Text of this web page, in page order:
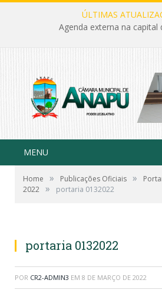
ÚLTIMAS
Agenda externa na capital
MENU
Home » Publicações Oficiais »
2022 » portaria 0132022
portaria 0132022
POR CR2-ADMIN3 EM 8 DE MARÇO DE 2022